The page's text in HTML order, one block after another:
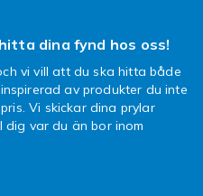
behov och
redan har.
med nya
att titta in ofta. Du
att inte missa nya
dina fynd hos oss!
vi vill att du ska hitta både
av produkter du inte
Vi skickar dina prylar
var du än bor inom